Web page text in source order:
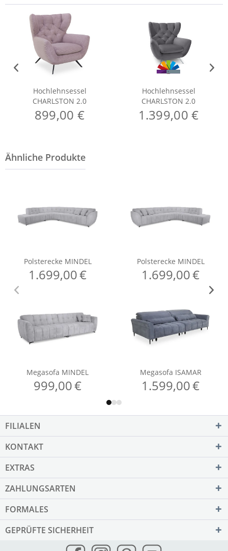
Hochlehnsessel
CHARLSTON 2.0
899,00 €
Hochlehnsessel
CHARLSTON 2.0
1.399,00 €
FILIALEN
KONTAKT
EXTRAS
ZAHLUNGSARTEN
FORMALES
GEPRÜFTE SICHERHEIT